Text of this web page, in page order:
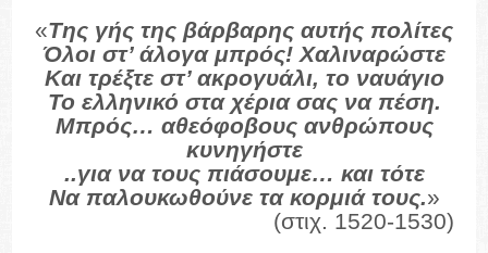
«Της γής της βάρβαρης αυτής πολίτες
Όλοι στ’ άλογα μπρός! Χαλιναρώστε
Και τρέξτε στ’ ακρογυάλι, το ναυάγιο
Το ελληνικό στα χέρια σας να πέση.
Μπρός… αθεόφοβους ανθρώπους
κυνηγήστε
..για να τους πιάσουμε… και τότε
Να παλουκωθούνε τα κορμιά τους.»
(στιχ. 1520-1530)